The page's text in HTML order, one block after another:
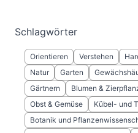
Schlagwörter
Orientieren Verstehen
Natur
Garten
Gärtnern
Blumen &
Obst & Gemüse
Kübel- und
Botanik und